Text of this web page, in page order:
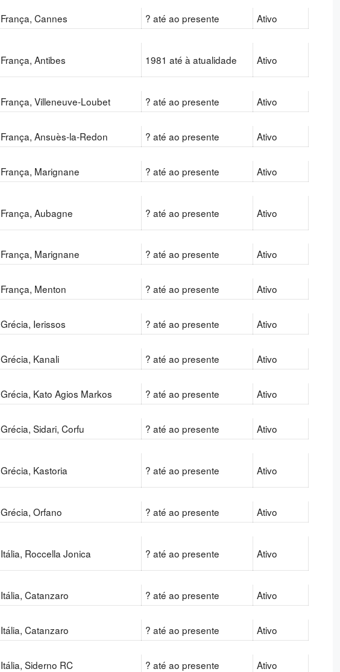
França, Cannes ? até ao presente Ativo
França, Antibes 1981 até à atualidade Ativo
França, Villeneuve-Loubet ? até ao presente Ativo
França, Ansuès-la-Redon ? até ao presente Ativo
França, Marignane ? até ao presente Ativo
França, Aubagne ? até ao presente Ativo
França, Marignane ? até ao presente Ativo
França, Menton ? até ao presente Ativo
Grécia, Ierissos ? até ao presente Ativo
Grécia, Kanali ? até ao presente Ativo
Grécia, Kato Agios Markos ? até ao presente Ativo
Grécia, Sidari, Corfu ? até ao presente Ativo
Grécia, Kastoria ? até ao presente Ativo
Grécia, Orfano ? até ao presente Ativo
Itália, Roccella Jonica ? até ao presente Ativo
Itália, Catanzaro ? até ao presente Ativo
Itália, Catanzaro ? até ao presente Ativo
Itália, Siderno RC ? até ao presente Ativo